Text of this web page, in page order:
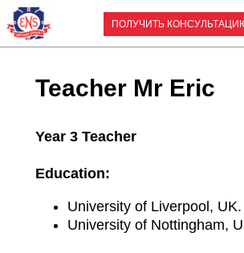
ПОЛУЧИТЬ
Teacher Mr Eric
Year 3 Teacher
Education:
University of Liverpool, UK.
University of Nottingham,